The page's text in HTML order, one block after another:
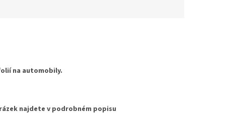
na automobily.
najdete v podrobném popisu